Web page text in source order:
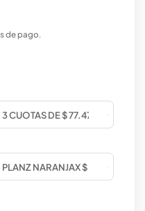
de pago.